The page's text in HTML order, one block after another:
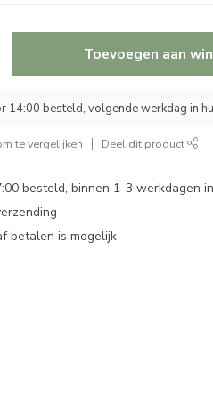
Toevoegen aan
14:00 besteld, volgende werkdag in
te vergelijken Deel dit product
besteld, binnen 1-3 werkdagen
betalen is mogelijk